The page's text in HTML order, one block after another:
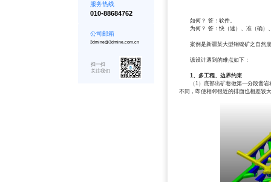
服务热线
010-88684762
公司邮箱
3dmine@3dmine.com.cn
扫一扫
关注我们
如何？ 答：软件。
为何？ 答：快（速）、准（确）
案例是新疆某大型铜镍矿之自然崩
该设计遇到的难点如下：
1、多工程、边界约束
（1）底部出矿巷做第一分段凿岩
不同，即使相邻很近的排面也相差较